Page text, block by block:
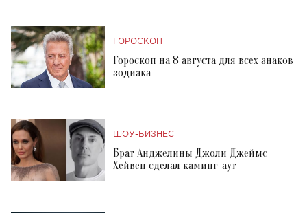
ГОРОСКОП
Гороскоп на 8 августа для всех знаков
зодиака
ШОУ-БИЗНЕС
Брат Анджелины Джоли Джеймс
Хейвен сделал каминг-аут